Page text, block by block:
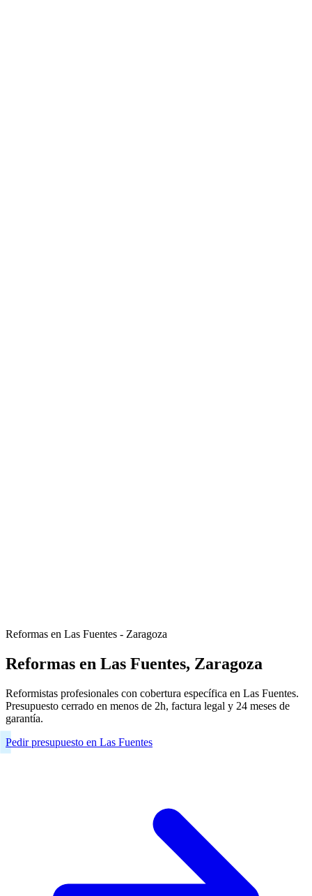
Reformas en Las Fuentes - Zaragoza
Reformas en Las Fuentes, Zaragoza
Reformistas profesionales con cobertura específica en Las Fuentes.
Presupuesto cerrado en menos de 2h, factura legal y 24 meses de
garantía.
Pedir presupuesto en Las Fuentes